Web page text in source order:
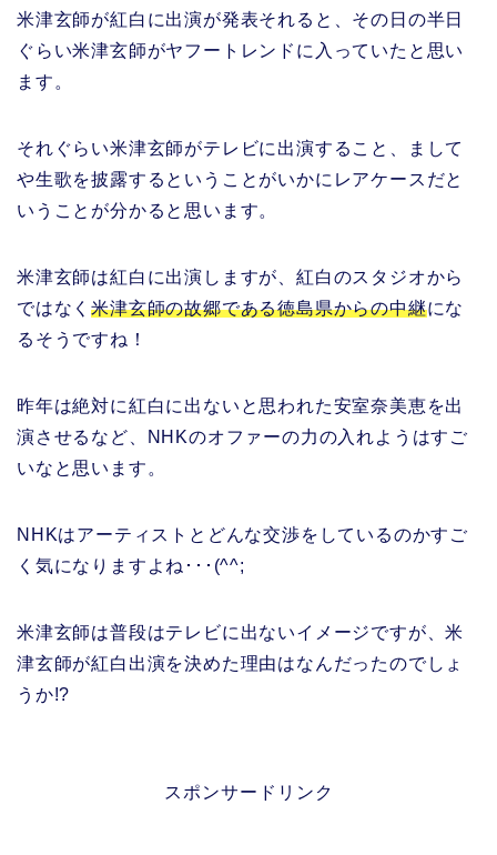
米津玄師が紅白に出演が発表それると、その日の半日
ぐらい米津玄師がヤフートレンドに入っていたと思い
ます。
それぐらい米津玄師がテレビに出演すること、まして
や生歌を披露するということがいかにレアケースだと
いうことが分かると思います。
米津玄師は紅白に出演しますが、紅白のスタジオから
ではなく米津玄師の故郷である徳島県からの中継にな
るそうですね！
昨年は絶対に紅白に出ないと思われた安室奈美恵を出
演させるなど、NHKのオファーの力の入れようはすご
いなと思います。
NHKはアーティストとどんな交渉をしているのかすご
く気になりますよね･･･(^^;
米津玄師は普段はテレビに出ないイメージですが、米
津玄師が紅白出演を決めた理由はなんだったのでしょ
うか!?
スポンサードリンク